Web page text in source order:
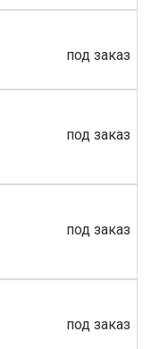
под заказ
под заказ
под заказ
под заказ